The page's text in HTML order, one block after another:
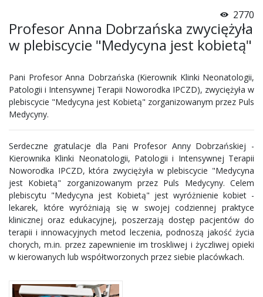
2770
Profesor Anna Dobrzańska zwyciężyła
w plebiscycie "Medycyna jest kobietą"
Pani Profesor Anna Dobrzańska (Kierownik Klinki Neonatologii,
Patologii i Intensywnej Terapii Noworodka IPCZD), zwyciężyła w
plebiscycie "Medycyna jest Kobietą" zorganizowanym przez Puls
Medycyny.
Serdeczne gratulacje dla Pani Profesor Anny Dobrzańskiej -
Kierownika Klinki Neonatologii, Patologii i Intensywnej Terapii
Noworodka IPCZD, która zwyciężyła w plebiscycie "Medycyna
jest Kobietą" zorganizowanym przez Puls Medycyny. Celem
plebiscytu "Medycyna jest Kobietą" jest wyróżnienie kobiet -
lekarek, które wyróżniają się w swojej codziennej praktyce
klinicznej oraz edukacyjnej, poszerzają dostęp pacjentów do
terapii i innowacyjnych metod leczenia, podnoszą jakość życia
chorych, m.in. przez zapewnienie im troskliwej i życzliwej opieki
w kierowanych lub współtworzonych przez siebie placówkach.